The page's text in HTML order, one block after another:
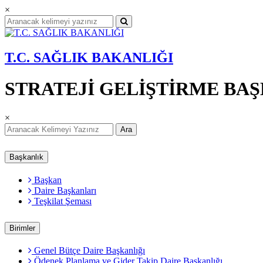
×
T.C. SAĞLIK BAKANLIĞI
STRATEJİ GELİŞTİRME
×
Ara
Başkanlık
Başkan
Daire Başkanları
Teşkilat Şeması
Birimler
Genel Bütçe Daire Başkanlığı